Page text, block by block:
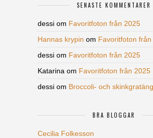
SENASTE KOMMENTARER
dessi om Favoritfoton från 2025
Hannas krypin om Favoritfoton
dessi om Favoritfoton från 2025
Katarina om Favoritfoton från 2025
dessi om Broccoli- och skinkgratäng
BRA BLOGGAR
Cecilia Folkesson